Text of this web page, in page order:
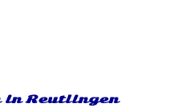
in Reutlingen